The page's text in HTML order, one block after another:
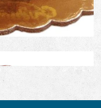
Λοτσάρης